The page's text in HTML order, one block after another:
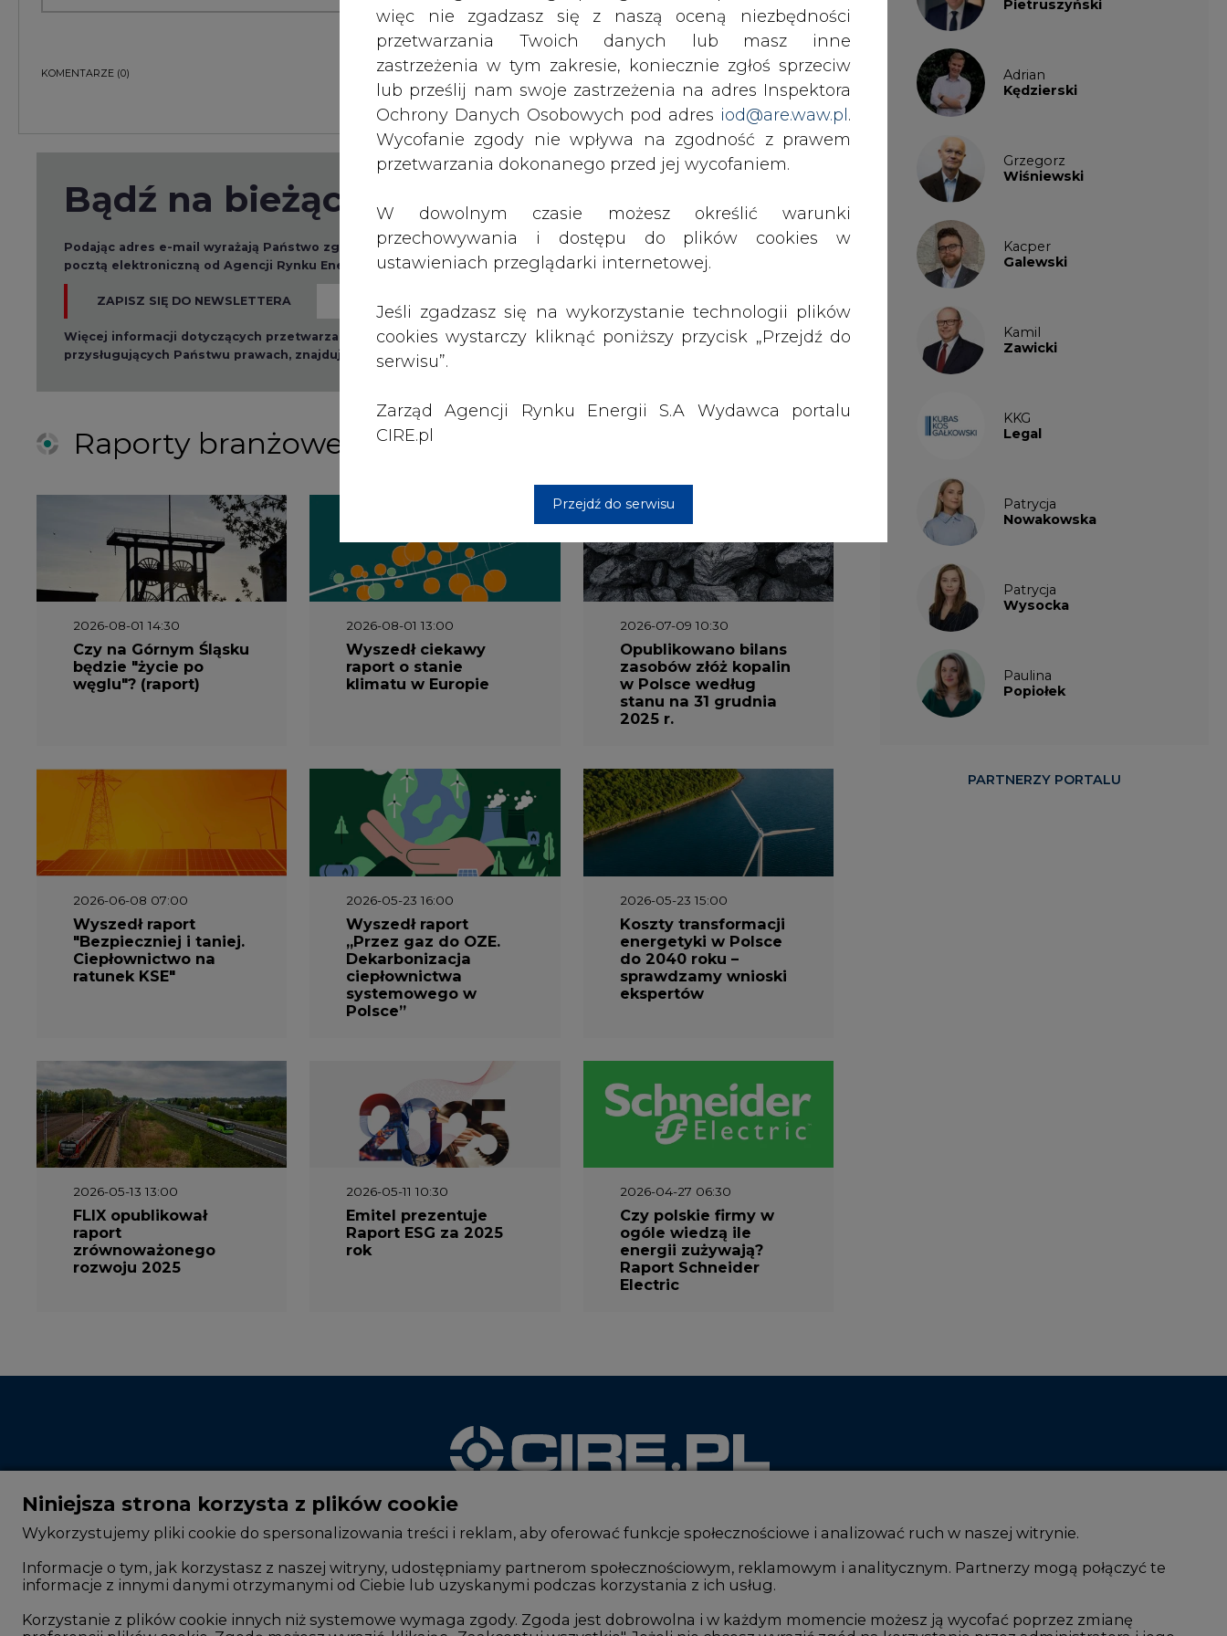
więc nie zgadzasz się z naszą oceną niezbędności
przetwarzania Twoich danych lub masz inne
zastrzeżenia w tym zakresie, koniecznie zgłoś sprzeciw
lub prześlij nam swoje zastrzeżenia na adres Inspektora
Ochrony Danych Osobowych pod adres iod@are.waw.pl .
Wycofanie zgody nie wpływa na zgodność z prawem
przetwarzania dokonanego przed jej wycofaniem.
W dowolnym czasie możesz określić warunki
przechowywania i dostępu do plików cookies w
ustawieniach przeglądarki internetowej.
Jeśli zgadzasz się na wykorzystanie technologii plików
cookies wystarczy kliknąć poniższy przycisk „Przejdź do
serwisu”.
Zarząd Agencji Rynku Energii S.A Wydawca portalu
CIRE.pl
Przejdź do serwisu
KOMENTARZE (0)
Bądź na bieżąco
Podając adres e-mail wyrażają Państwo zgodę na otrzymywanie treści marketingowych w postaci newslettera
pocztą elektroniczną od Agencji Rynku Energii S.A z siedzibą w Warszawie.
ZAPISZ SIĘ DO NEWSLETTERA
Więcej informacji dotyczących przetwarzania przez nas Państwa danych osobowych, w tym informacje o
przysługujących Państwu prawach, znajduje się w polityce prywatności.
Raporty branżowe
2026-08-01 14:30
Czy na Górnym Śląsku
będzie "życie po
węglu"? (raport)
2026-08-01 13:00
Wyszedł ciekawy
raport o stanie
klimatu w Europie
2026-07-09 10:30
Opublikowano bilans
zasobów złóż kopalin
w Polsce według
stanu na 31 grudnia
2025 r.
2026-06-08 07:00
Wyszedł raport
"Bezpieczniej i taniej.
Ciepłownictwo na
ratunek KSE"
2026-05-23 16:00
Wyszedł raport
„Przez gaz do OZE.
Dekarbonizacja
ciepłownictwa
systemowego w
Polsce”
2026-05-23 15:00
Koszty transformacji
energetyki w Polsce
do 2040 roku –
sprawdzamy wnioski
ekspertów
2026-05-13 13:00
FLIX opublikował
raport
zrównoważonego
rozwoju 2025
2026-05-11 10:30
Emitel prezentuje
Raport ESG za 2025
rok
2026-04-27 06:30
Czy polskie firmy w
ogóle wiedzą ile
energii zużywają?
Raport Schneider
Electric
Pietruszyński
Adrian
Kędzierski
Grzegorz
Wiśniewski
Kacper
Galewski
Kamil
Zawicki
KKG
Legal
Patrycja
Nowakowska
Patrycja
Wysocka
Paulina
Popiołek
PARTNERZY PORTALU
CIRE - kim jesteśmy
Reklamuj się na CIRE
Rok 2025 na CIRE
Rok 2024 na CIRE
Zmiany kadrowe na rynku
Studio CIRE
Innowacje i AI
Telekomunikacja i IT
Fotowoltaika
Niniejsza strona korzysta z plików cookie
Wykorzystujemy pliki cookie do spersonalizowania treści i reklam, aby oferować funkcje społecznościowe i analizować ruch w naszej witrynie.
Informacje o tym, jak korzystasz z naszej witryny, udostępniamy partnerom społecznościowym, reklamowym i analitycznym. Partnerzy mogą połączyć te
informacje z innymi danymi otrzymanymi od Ciebie lub uzyskanymi podczas korzystania z ich usług.
Korzystanie z plików cookie innych niż systemowe wymaga zgody. Zgoda jest dobrowolna i w każdym momencie możesz ją wycofać poprzez zmianę